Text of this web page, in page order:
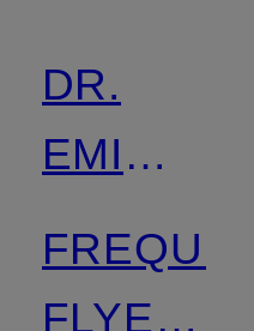
DR.
EMI
ARPA
SKIN
FLYER